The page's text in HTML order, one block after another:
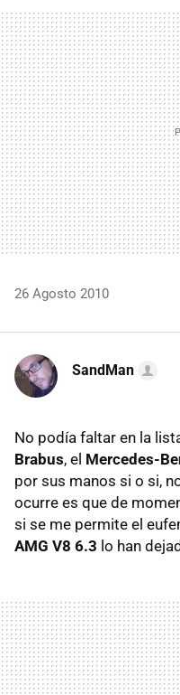
MAIL
26 Agosto 2010
SandMan
No podía faltar en la
Brabus, el Mercedes-
por sus manos si o si,
ocurre es que de
si se me permite el
AMG V8 6.3 lo han